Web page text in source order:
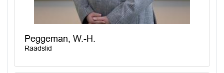
Peggeman, W.-H.
Raadslid